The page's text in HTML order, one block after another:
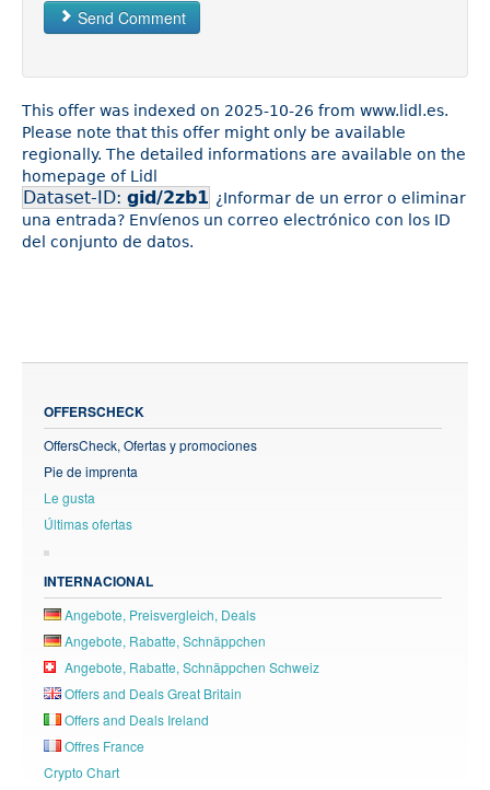
Send Comment
This offer was indexed on 2025-10-26 from www.lidl.es.
Please note that this offer might only be available
regionally. The detailed informations are available on the
homepage of Lidl
Dataset-ID: gid/2zb1 ¿Informar de un error o eliminar
una entrada? Envíenos un correo electrónico con los ID
del conjunto de datos.
OFFERSCHECK
OffersCheck, Ofertas y promociones
Pie de imprenta
Le gusta
Últimas ofertas
INTERNACIONAL
Angebote, Preisvergleich, Deals
Angebote, Rabatte, Schnäppchen
Angebote, Rabatte, Schnäppchen Schweiz
Offers and Deals Great Britain
Offers and Deals Ireland
Offres France
Crypto Chart